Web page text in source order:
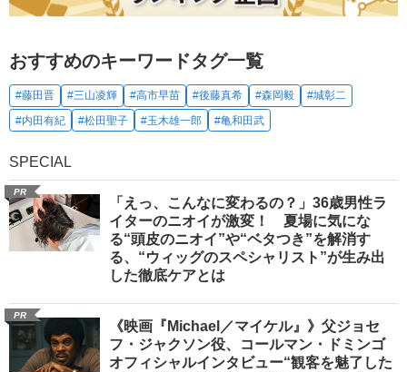
おすすめのキーワードタグ一覧
#藤田晋 #三山凌輝 #高市早苗 #後藤真希 #森岡毅
#城彰二
#内田有紀
#松田聖子 #玉木雄一郎 #亀和田武
SPECIAL
PR
「えっ、こんなに変わるの？」36歳男性ラ
イターのニオイが激変！ 夏場に気にな
る“頭皮のニオイ”や“ベタつき”を解消す
る、“ウィッグのスペシャリスト”が生み出
した徹底ケアとは
PR
《映画『Michael／マイケル』》父ジョセ
フ・ジャクソン役、コールマン・ドミンゴ
オフィシャルインタビュー“観客を魅了した